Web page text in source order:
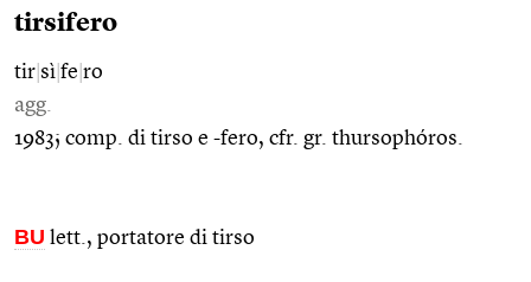
tirsifero
tir sì fe ro
agg.
1983; comp. di tirso e -fero, cfr. gr. thursophóros.
BU lett., portatore di tirso